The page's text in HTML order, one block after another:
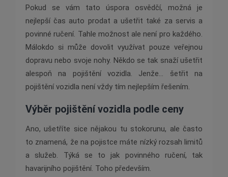
Pokud se vám tato úspora osvědčí, možná je
nejlepší čas auto prodat a ušetřit také za servis a
povinné ručení. Tahle možnost ale není pro každého.
Málokdo si může dovolit využívat pouze veřejnou
dopravu nebo svoje nohy. Někdo se tak snaží ušetřit
alespoň na pojištění vozidla. Jenže… šetřit na
pojištění vozidla není vždy tím nejlepším řešením.
Výběr pojištění vozidla podle ceny
Ano, ušetříte sice nějakou tu stokorunu, ale často
to znamená, že na pojistce máte nízký rozsah limitů
a služeb. Týká se to jak povinného ručení, tak
havarijního pojištění. Toho především.